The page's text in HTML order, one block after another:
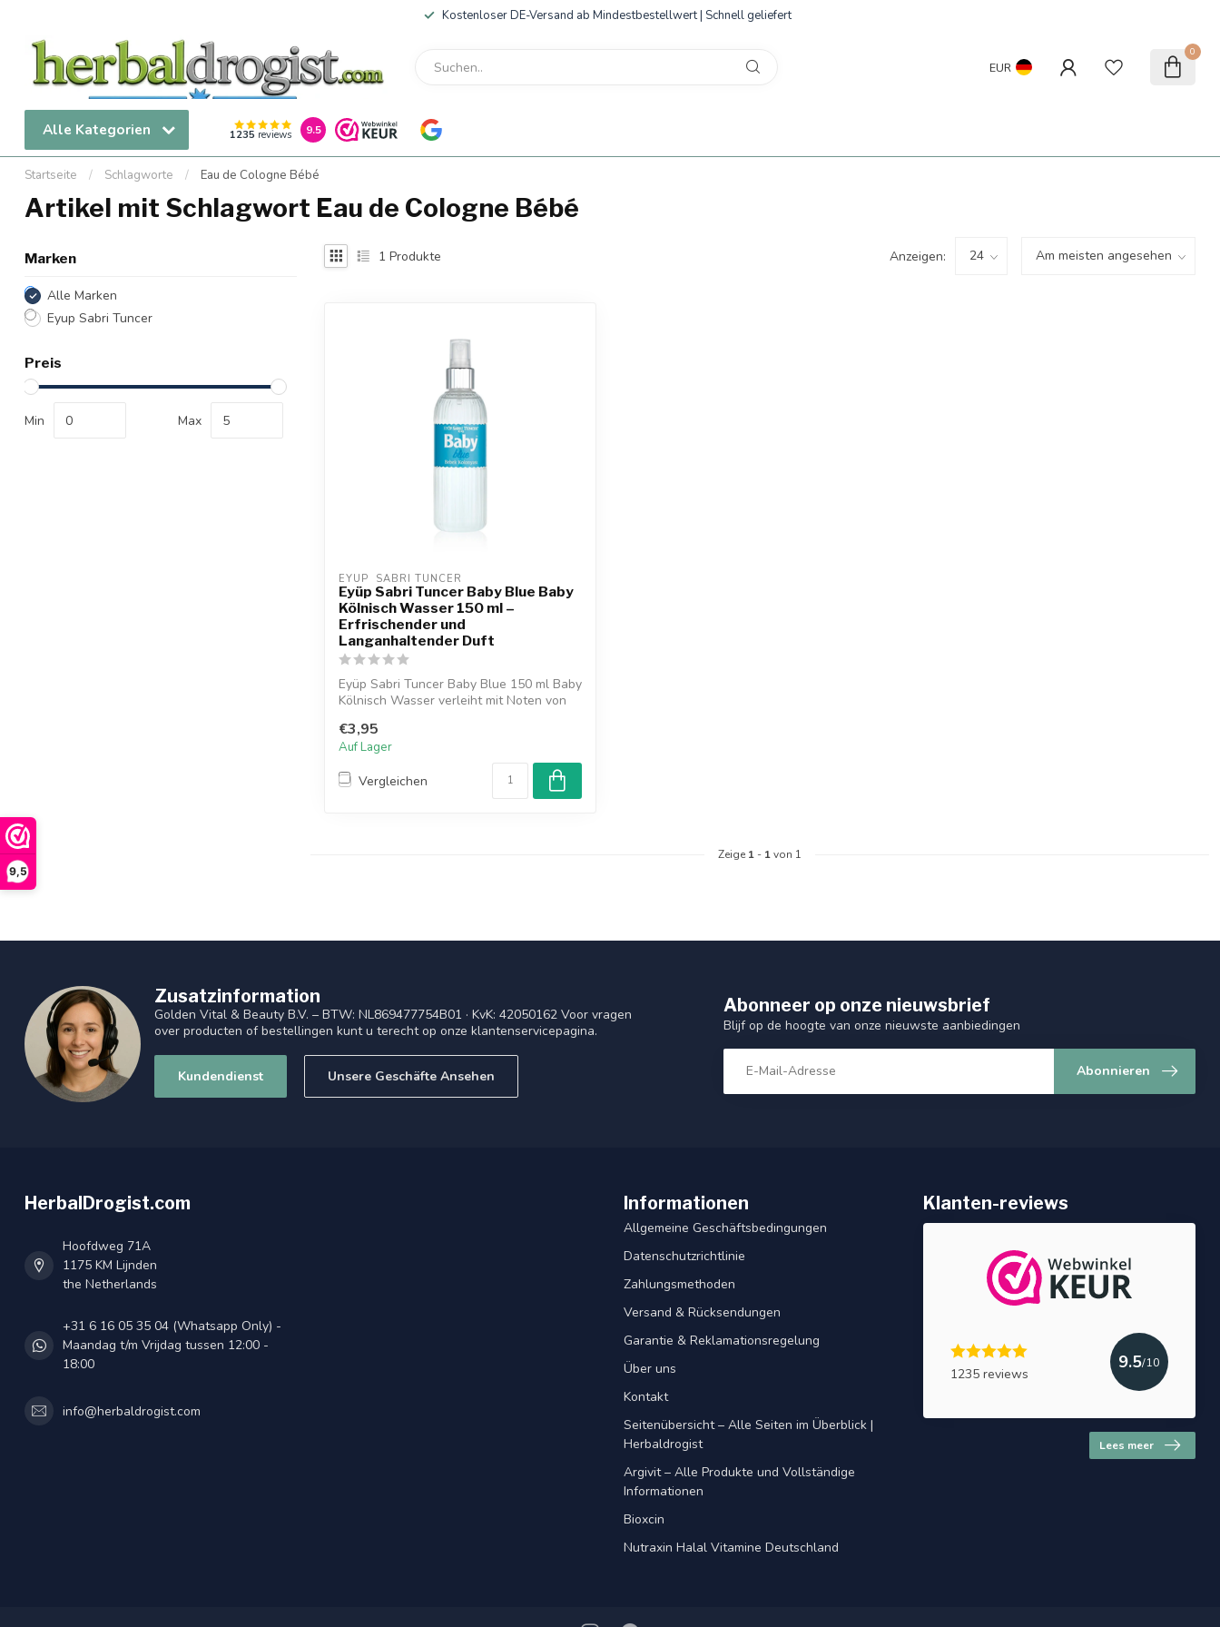
9,5
Kostenloser DE-Versand ab Mindestbestellwert | Schnell geliefert
EUR
0
Alle Kategorien 1235 reviews 9.5
Startseite / Schlagworte / Eau de Cologne Bébé
Artikel mit Schlagwort Eau de Cologne Bébé
Marken
Alle Marken
Eyup Sabri Tuncer
Preis
Min Max
1 Produkte Anzeigen:
EYUP  SABRI TUNCER
Eyüp Sabri Tuncer Baby Blue Baby
Kölnisch Wasser 150 ml –
Erfrischender und
Langanhaltender Duft
Eyüp Sabri Tuncer Baby Blue 150 ml Baby
Kölnisch Wasser verleiht mit Noten von
€3,95
Auf Lager
Vergleichen
Zeige 1 - 1von 1
Zusatzinformation
Golden Vital & Beauty B.V. – BTW: NL869477754B01 · KvK: 42050162 Voor vragen
over producten of bestellingen kunt u terecht op onze klantenservicepagina.
Kundendienst Unsere Geschäfte Ansehen
Abonneer op onze nieuwsbrief
Blijf op de hoogte van onze nieuwste aanbiedingen
Abonnieren
HerbalDrogist.com
Hoofdweg 71A
1175 KM Lijnden
the Netherlands
+31 6 16 05 35 04 (Whatsapp Only) -
Maandag t/m Vrijdag tussen 12:00 -
18:00
info@herbaldrogist.com
Informationen
Allgemeine Geschäftsbedingungen
Datenschutzrichtlinie
Zahlungsmethoden
Versand & Rücksendungen
Garantie & Reklamationsregelung
Über uns
Kontakt
Seitenübersicht – Alle Seiten im Überblick |
Herbaldrogist
Argivit – Alle Produkte und Vollständige
Informationen
Bioxcin
Nutraxin Halal Vitamine Deutschland
Klanten-reviews
1235 reviews
9.5/10
Lees meer